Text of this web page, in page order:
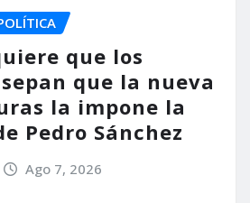
que los
que la nueva
la impone la
Pedro Sánchez
Ago 7, 2026